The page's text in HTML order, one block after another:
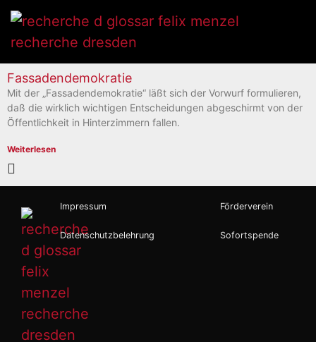
Fassadendemokratie
Mit der „Fassadendemokratie“ läßt sich der Vorwurf formulieren,
daß die wirklich wichtigen Entscheidungen abgeschirmt von der
Öffentlichkeit in Hinterzimmern fallen.
Weiterlesen
Impressum
Datenschutzbelehrung
Förderverein
Sofortspende